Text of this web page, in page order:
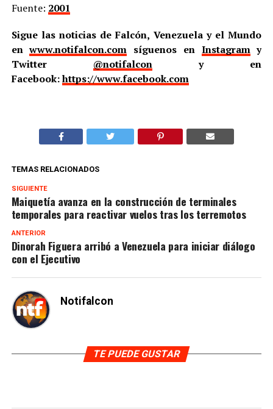
Fuente: 2001
Sigue las noticias de Falcón, Venezuela y el Mundo
enwww.notifalcon.com síguenos en Instagramy
Twitter @notifalcony en
Facebook:https://www.facebook.com
TEMAS RELACIONADOS
SIGUIENTE
Maiquetía avanza en la construcción de terminales
temporales para reactivar vuelos tras los terremotos
ANTERIOR
Dinorah Figuera arribó a Venezuela para iniciar diálogo
con el Ejecutivo
Notifalcon
TE PUEDE GUSTAR